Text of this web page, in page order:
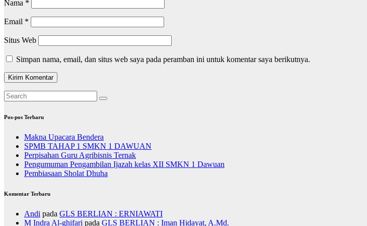
Nama *
Email *
Situs Web
Simpan nama, email, dan situs web saya pada peramban ini untuk komentar saya berikutnya.
Pos-pos Terbaru
Makna Upacara Bendera
SPMB TAHAP 1 SMKN 1 DAWUAN
Perpisahan Guru Agribisnis Ternak
Pengumuman Pengambilan Ijazah kelas XII SMKN 1 Dawuan
Pembiasaan Sholat Dhuha
Komentar Terbaru
Andi pada GLS BERLIAN : ERNIAWATI
M Indra Al-ghifari pada GLS BERLIAN : Iman Hidayat, A.Md.